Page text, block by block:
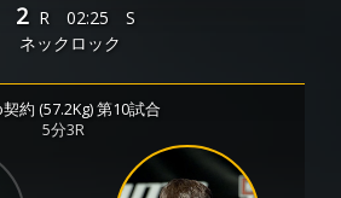
2 R 02:25
S
ネックロック
約 (57.2Kg) 第10試合
5分3R